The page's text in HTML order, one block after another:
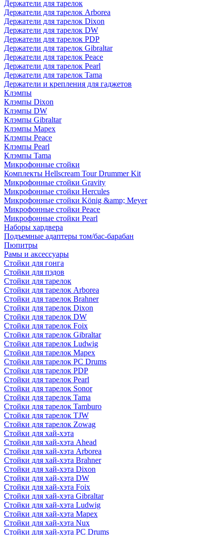
Держатели для тарелок
Держатели для тарелок Arborea
Держатели для тарелок Dixon
Держатели для тарелок DW
Держатели для тарелок PDP
Держатели для тарелок Gibraltar
Держатели для тарелок Peace
Держатели для тарелок Pearl
Держатели для тарелок Tama
Держатели и крепления для гаджетов
Клэмпы
Клэмпы Dixon
Клэмпы DW
Клэмпы Gibraltar
Клэмпы Mapex
Клэмпы Peace
Клэмпы Pearl
Клэмпы Tama
Микрофонные стойки
Комплекты Hellscream Tour Drummer Kit
Микрофонные стойки Gravity
Микрофонные стойки Hercules
Микрофонные стойки König &amp; Meyer
Микрофонные стойки Peace
Микрофонные стойки Pearl
Наборы хардвера
Подъемные адаптеры том/бас-барабан
Пюпитры
Рамы и аксессуары
Стойки для гонга
Стойки для пэдов
Стойки для тарелок
Стойки для тарелок Arborea
Стойки для тарелок Brahner
Стойки для тарелок Dixon
Стойки для тарелок DW
Стойки для тарелок Foix
Стойки для тарелок Gibraltar
Стойки для тарелок Ludwig
Стойки для тарелок Mapex
Стойки для тарелок PC Drums
Стойки для тарелок PDP
Стойки для тарелок Pearl
Стойки для тарелок Sonor
Стойки для тарелок Tama
Стойки для тарелок Tamburo
Стойки для тарелок TJW
Стойки для тарелок Zowag
Стойки для хай-хэта
Стойки для хай-хэта Ahead
Стойки для хай-хэта Arborea
Стойки для хай-хэта Brahner
Стойки для хай-хэта Dixon
Стойки для хай-хэта DW
Стойки для хай-хэта Foix
Стойки для хай-хэта Gibraltar
Стойки для хай-хэта Ludwig
Стойки для хай-хэта Mapex
Стойки для хай-хэта Nux
Стойки для хай-хэта PC Drums